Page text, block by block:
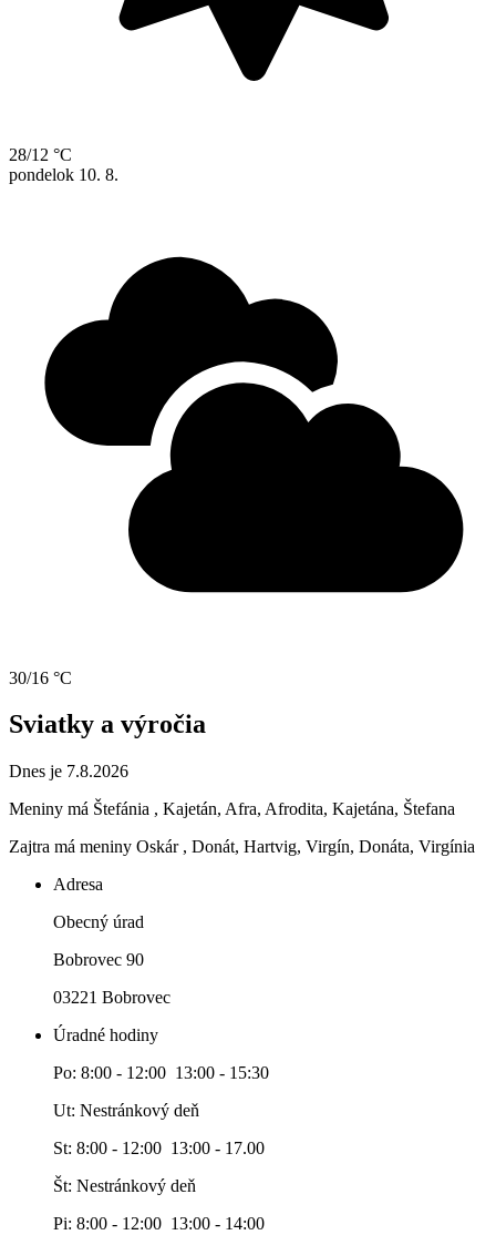
28/12 °C
pondelok 10. 8.
30/16 °C
Sviatky a výročia
Dnes je 7.8.2026
Meniny má Štefánia , Kajetán, Afra, Afrodita, Kajetána, Štefana
Zajtra má meniny Oskár , Donát, Hartvig, Virgín, Donáta, Virgínia
Adresa
Obecný úrad
Bobrovec 90
03221 Bobrovec
Úradné hodiny
Po: 8:00 - 12:00 13:00 - 15:30
Ut: Nestránkový deň
St: 8:00 - 12:00 13:00 - 17.00
Št: Nestránkový deň
Pi: 8:00 - 12:00 13:00 - 14:00